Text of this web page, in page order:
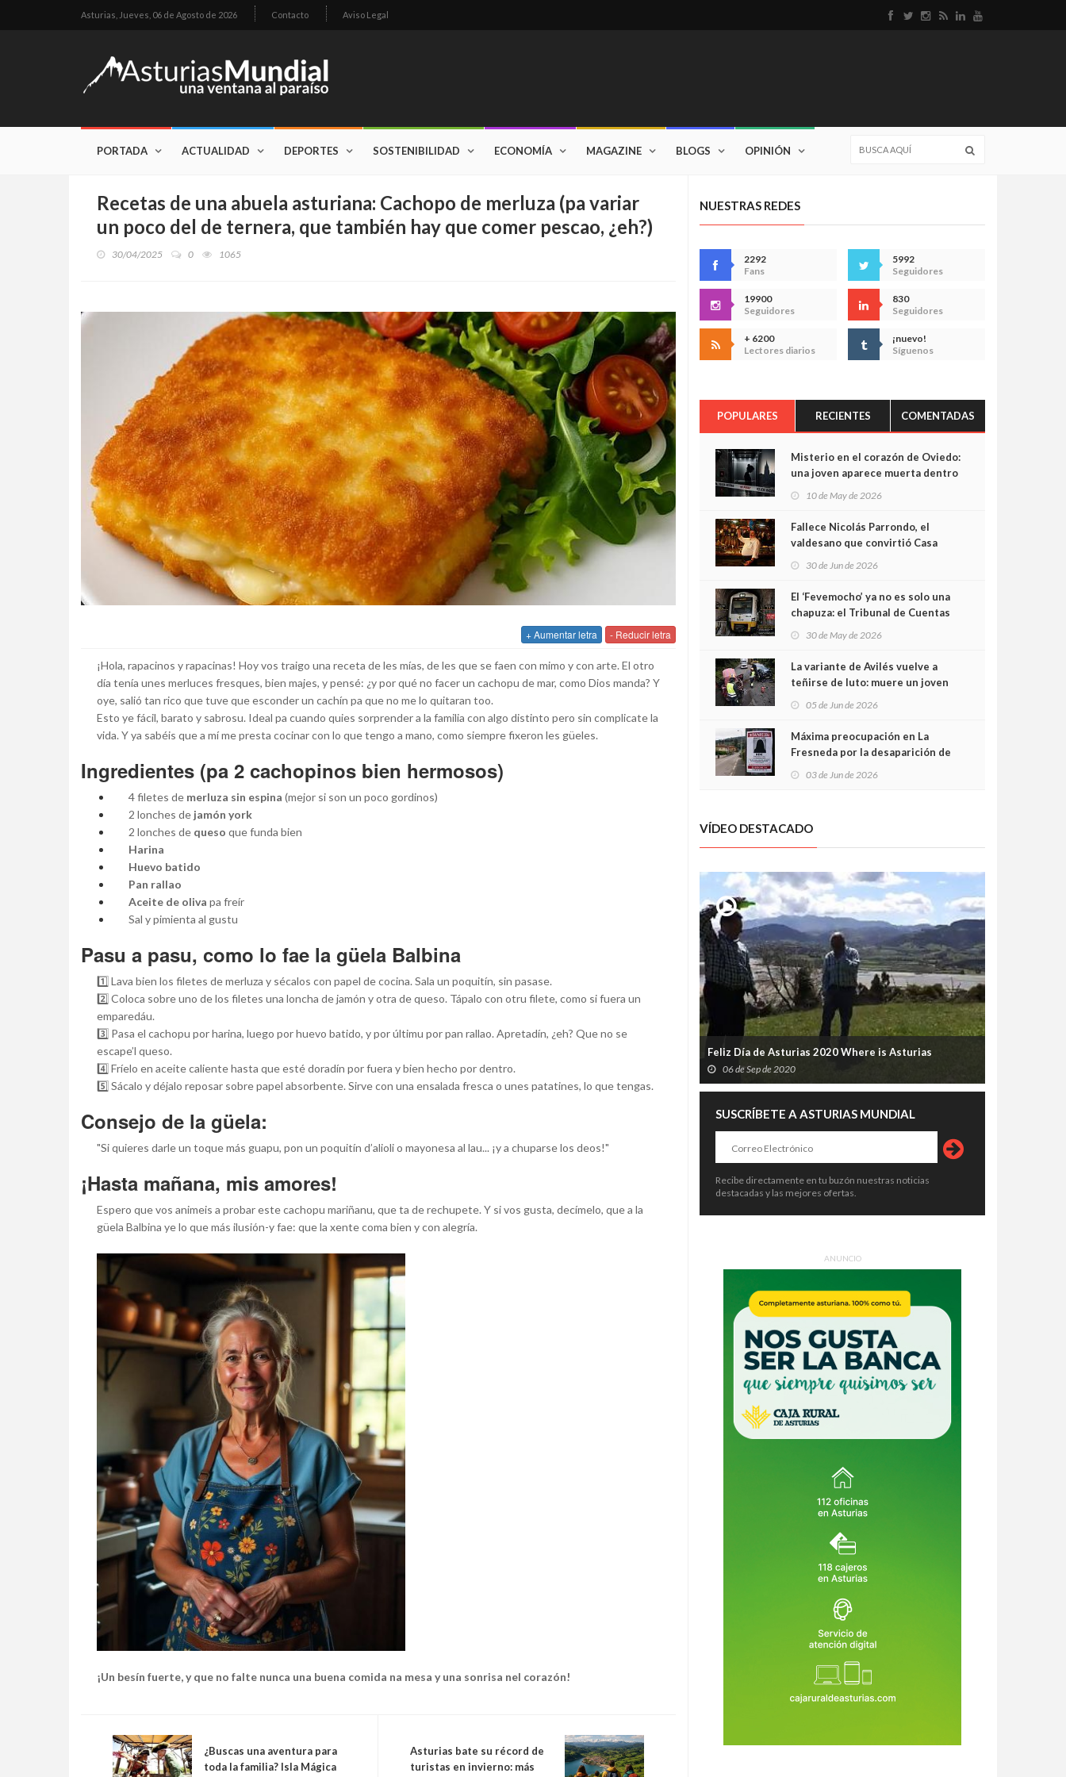
Asturias, Jueves, 06 de Agosto de 2026 Contacto Aviso Legal
PORTADA ACTUALIDAD DEPORTES SOSTENIBILIDAD ECONOMÍA MAGAZINE BLOGS OPINIÓN
Recetas de una abuela asturiana: Cachopo de merluza (pa variar
un poco del de ternera, que también hay que comer pescao, ¿eh?)
30/04/2025 0 1065
+ Aumentar letra - Reducir letra
¡Hola, rapacinos y rapacinas! Hoy vos traigo una receta de les mías, de les que se faen con mimo y con arte. El otro
día tenía unes merluces fresques, bien majes, y pensé: ¿y por qué no facer un cachopu de mar, como Dios manda? Y
oye, salió tan rico que tuve que esconder un cachín pa que no me lo quitaran too.
Esto ye fácil, barato y sabrosu. Ideal pa cuando quies sorprender a la familia con algo distinto pero sin complicate la
vida. Y ya sabéis que a mí me presta cocinar con lo que tengo a mano, como siempre fixeron les güeles.
Ingredientes (pa 2 cachopinos bien hermosos)
4 filetes de merluza sin espina (mejor si son un poco gordinos)
2 lonches de jamón york
2 lonches de queso que funda bien
Harina
Huevo batido
Pan rallao
Aceite de oliva pa freír
Sal y pimienta al gustu
Pasu a pasu, como lo fae la güela Balbina
1️⃣ Lava bien los filetes de merluza y sécalos con papel de cocina. Sala un poquitín, sin pasase.
2️⃣ Coloca sobre uno de los filetes una loncha de jamón y otra de queso. Tápalo con otru filete, como si fuera un
emparedáu.
3️⃣ Pasa el cachopu por harina, luego por huevo batido, y por últimu por pan rallao. Apretadín, ¿eh? Que no se
escape’l queso.
4️⃣ Fríelo en aceite caliente hasta que esté doradín por fuera y bien hecho por dentro.
5️⃣ Sácalo y déjalo reposar sobre papel absorbente. Sirve con una ensalada fresca o unes patatines, lo que tengas.
Consejo de la güela:
"Si quieres darle un toque más guapu, pon un poquitín d’alioli o mayonesa al lau... ¡y a chuparse los deos!"
¡Hasta mañana, mis amores!
Espero que vos animeis a probar este cachopu mariñanu, que ta de rechupete. Y si vos gusta, decímelo, que a la
güela Balbina ye lo que más ilusión-y fae: que la xente coma bien y con alegría.
¡Un besín fuerte, y que no falte nunca una buena comida na mesa y una sonrisa nel corazón!
¿Buscas una aventura para
toda la familia? Isla Mágica
Asturias bate su récord de
turistas en invierno: más
NUESTRAS REDES
2292
Fans
5992
Seguidores
19900
Seguidores
830
Seguidores
+ 6200
Lectores diarios
¡nuevo!
Síguenos
POPULARES RECIENTES COMENTADAS
Misterio en el corazón de Oviedo:
una joven aparece muerta dentro
cámaras captan sus últimos
minutos
10 de May de 2026
Fallece Nicolás Parrondo, el
valdesano que convirtió Casa
30 de Jun de 2026
El ‘Fevemocho’ ya no es solo una
chapuza: el Tribunal de Cuentas
sobrecoste de los trenes que no
cabían por los túneles
30 de May de 2026
La variante de Avilés vuelve a
teñirse de luto: muere un joven
05 de Jun de 2026
Máxima preocupación en La
Fresneda por la desaparición de
03 de Jun de 2026
VÍDEO DESTACADO
Feliz Día de Asturias 2020 Where is Asturias
06 de Sep de 2020
SUSCRÍBETE A ASTURIAS MUNDIAL
Recibe directamente en tu buzón nuestras noticias
destacadas y las mejores ofertas.
ANUNCIO